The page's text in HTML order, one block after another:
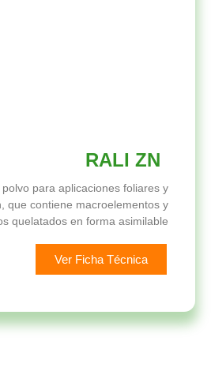
RALI ZN
para aplicaciones foliares y
que contiene macroelementos y
quelatados en forma asimilable
Ver Ficha Técnica